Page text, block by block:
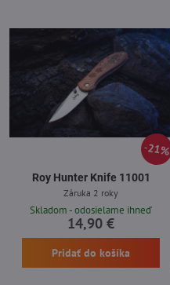
21%
Roy Hunter Knife 11001
Záruka 2 roky
Skladom - odosielame ihneď
14,90 €
Pridať do košíka